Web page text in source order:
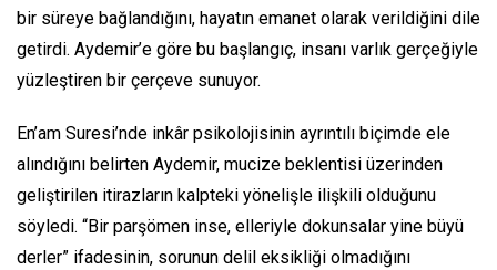
bir süreye bağlandığını, hayatın emanet olarak verildiğini dile
getirdi. Aydemir’e göre bu başlangıç, insanı varlık gerçeğiyle
yüzleştiren bir çerçeve sunuyor.
En’am Suresi’nde inkâr psikolojisinin ayrıntılı biçimde ele
alındığını belirten Aydemir, mucize beklentisi üzerinden
geliştirilen itirazların kalpteki yönelişle ilişkili olduğunu
söyledi. “Bir parşömen inse, elleriyle dokunsalar yine büyü
derler” ifadesinin, sorunun delil eksikliği olmadığını